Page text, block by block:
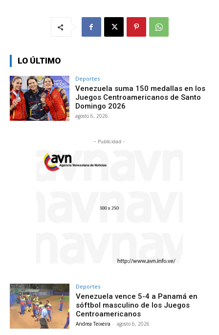
LO ÚLTIMO
Deportes
Venezuela suma 150 medallas en los
Juegos Centroamericanos de Santo
Domingo 2026
agosto 6, 2026
- Publicidad -
Deportes
Venezuela vence 5-4 a Panamá en
sóftbol masculino de los Juegos
Centroamericanos
Andrea Teixeira - agosto 6, 2026